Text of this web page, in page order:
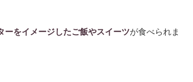
ーをイメージしたご飯やスイーツが食べられま